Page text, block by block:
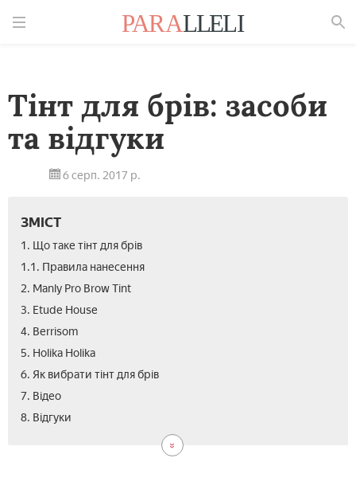
Тінт для брів: засоби
та відгуки
6 серп. 2017 р.
ЗМІСТ
1. Що таке тінт для брів
1.1. Правила нанесення
2. Manly Pro Brow Tint
3. Etude House
4. Berrisom
5. Holika Holika
6. Як вибрати тінт для брів
7. Відео
8. Відгуки